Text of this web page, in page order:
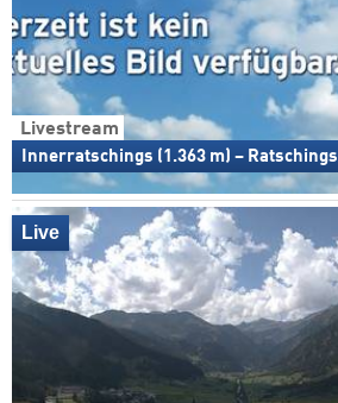
Livestream
Innerratschings (1.363 m) – Ratschings
Live